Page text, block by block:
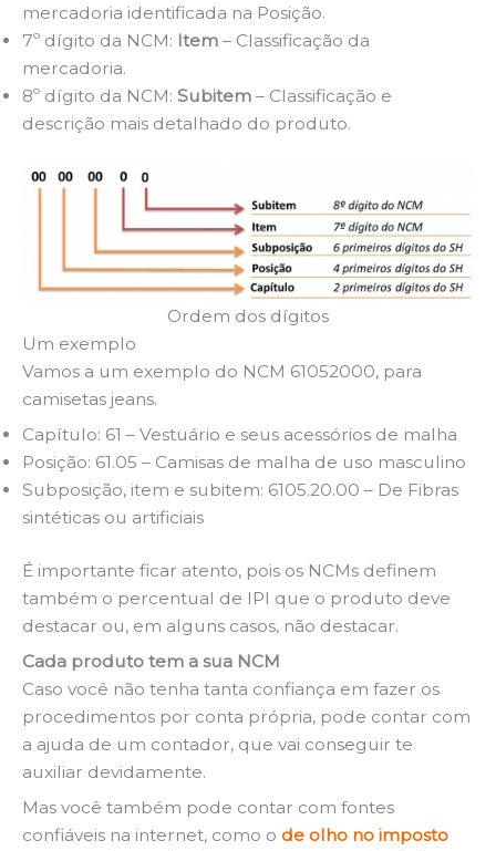
mercadoria identificada na Posição.
7º dígito da NCM: Item – Classificação da
mercadoria.
8º dígito da NCM: Subitem – Classificação e
descrição mais detalhado do produto.
Ordem dos dígitos
Um exemplo
Vamos a um exemplo do NCM 61052000, para
camisetas jeans.
Capítulo: 61 – Vestuário e seus acessórios de malha
Posição: 61.05 – Camisas de malha de uso masculino
Subposição, item e subitem: 6105.20.00 – De Fibras
sintéticas ou artificiais
É importante ficar atento, pois os NCMs definem
também o percentual de IPI que o produto deve
destacar ou, em alguns casos, não destacar.
Cada produto tem a sua NCM
Caso você não tenha tanta confiança em fazer os
procedimentos por conta própria, pode contar com
a ajuda de um contador, que vai conseguir te
auxiliar devidamente.
Mas você também pode contar com fontes
confiáveis na internet, como o de olho no imposto